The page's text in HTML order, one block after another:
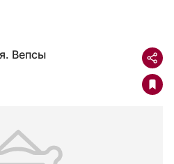
Вепсы